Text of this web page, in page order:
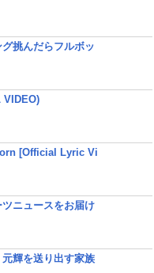
挑んだらフルボッ
VIDEO)
[Official Lyric Vi
ニュースをお届け
元輝を送り出す家族